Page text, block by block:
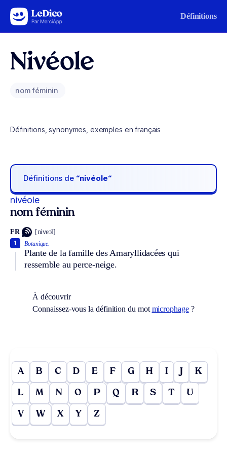
Aller au contenu Définitions
Nivéole
nom féminin
Définitions, synonymes, exemples en français
Définitions de “nivéole“
nivéole
nom féminin
FR [niveɔl]
Botanique.
Plante de la famille des Amaryllidacées qui
ressemble au perce-neige.
1
À découvrir
Connaissez-vous la définition du mot microphage?
A B C D E F G H I J K
L M N O P Q R S T U
V W X Y Z